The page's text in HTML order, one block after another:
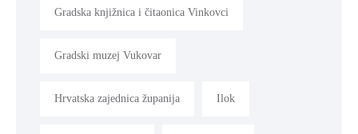
Gradska knjižnica i čitaonica Vinkovci
Gradski muzej Vukovar
Hrvatska zajednica županija Ilok